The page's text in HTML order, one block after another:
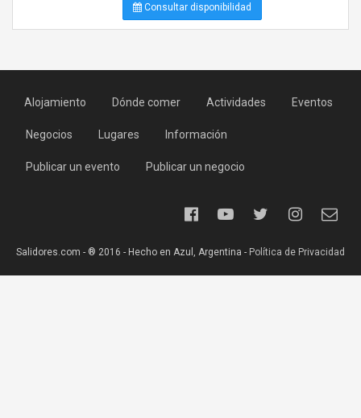
Consultar disponibilidad
Alojamiento Dónde comer Actividades Eventos
Negocios Lugares Información
Publicar un evento Publicar un negocio
Salidores.com - ® 2016 - Hecho en Azul, Argentina - Política de Privacidad